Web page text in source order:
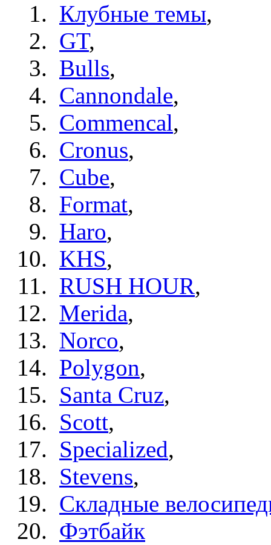
Клубные темы,
GT,
Bulls,
Cannondale,
Commencal,
Cronus,
Cube,
Format,
Haro,
KHS,
RUSH HOUR,
Merida,
Norco,
Polygon,
Santa Cruz,
Scott,
Specialized,
Stevens,
Складные
Фэтбайк